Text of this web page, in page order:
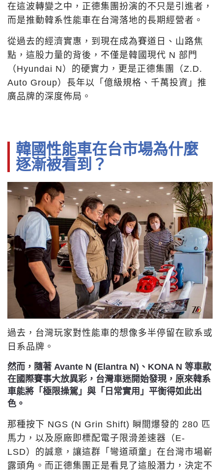
在這波轉變之中，正德集團扮演的不只是引進者，
而是推動韓系性能車在台灣落地的長期經營者。
從過去的經濟實惠，到現在成為賽道日、山路焦
點，這股力量的背後，不僅是韓國現代 N 部門
（Hyundai N）的硬實力，更是正德集團（Z.D.
Auto Group）長年以「億級規格、千萬投資」推
廣品牌的深度佈局。
韓國性能車在台市場為什麼
逐漸被看到？
過去，台灣玩家對性能車的想像多半停留在歐系或
日系品牌。
然而，隨著 Avante N (Elantra N)、KONA N 等車款
在國際賽事大放異彩，台灣車迷開始發現，原來韓系
車能將「極限操駕」與「日常實用」平衡得如此出
色。
那種按下 NGS (N Grin Shift) 瞬間爆發的 280 匹
馬力，以及原廠即標配電子限滑差速器（E-
LSD）的誠意，讓這群「彎道頑童」在台灣市場嶄
露頭角。而正德集團正是看見了這股潛力，決定不